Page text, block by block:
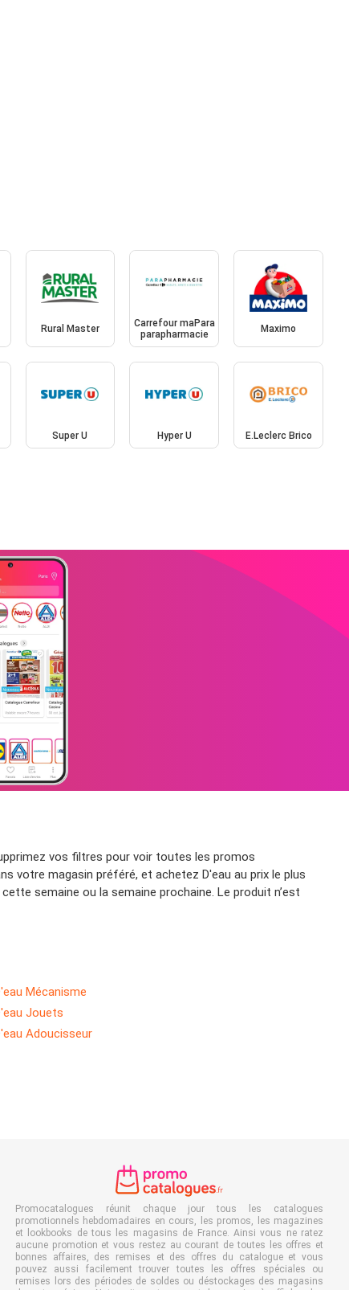
Rural Master
Carrefour maPara
parapharmacie
Maximo
Super U Hyper U E.Leclerc Brico
vos filtres pour voir toutes les promos
votre magasin préféré, et achetez D'eau au prix le plus
semaine ou la semaine prochaine. Le produit n’est
Mécanisme
Jouets
Adoucisseur
Promocatalogues réunit chaque jour tous les catalogues
promotionnels hebdomadaires en cours, les promos, les magazines
et lookbooks de tous les magasins de France. Ainsi vous ne ratez
aucune promotion et vous restez au courant de toutes les offres et
bonnes affaires, des remises et des offres du catalogue et vous
pouvez aussi facilement trouver toutes les offres spéciales ou
remises lors des périodes de soldes ou déstockages des magasins